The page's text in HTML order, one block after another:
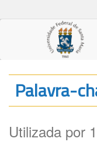
Palavra-
Utilizada por